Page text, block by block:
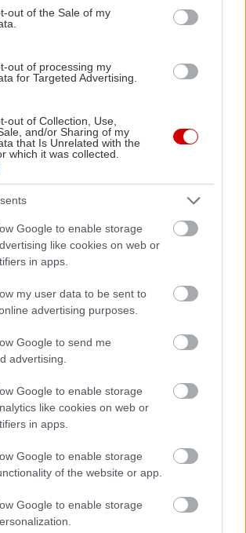
out of the Sale of my
out of processing my
for Targeted Advertising.
out of Collection, Use,
and/or Sharing of my
that Is Unrelated with the
which it was collected.
Google to enable storage
like cookies on web or
in apps.
my user data to be sent to
advertising purposes.
Google to send me
advertising.
Google to enable storage
like cookies on web or
in apps.
Google to enable storage
of the website or app.
Google to enable storage